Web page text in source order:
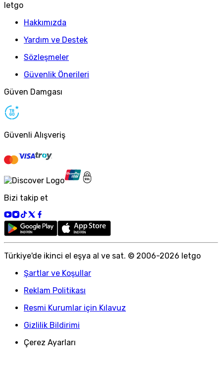
letgo
Hakkımızda
Yardım ve Destek
Sözleşmeler
Güvenlik Önerileri
Güven Damgası
Güvenli Alışveriş
Bizi takip et
Türkiye'de ikinci el eşya al ve sat. © 2006-2026 letgo
Şartlar ve Koşullar
Reklam Politikası
Resmi Kurumlar için Kılavuz
Gizlilik Bildirimi
Çerez Ayarları